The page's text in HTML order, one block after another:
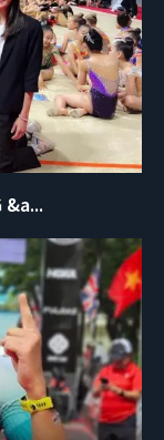
&a...